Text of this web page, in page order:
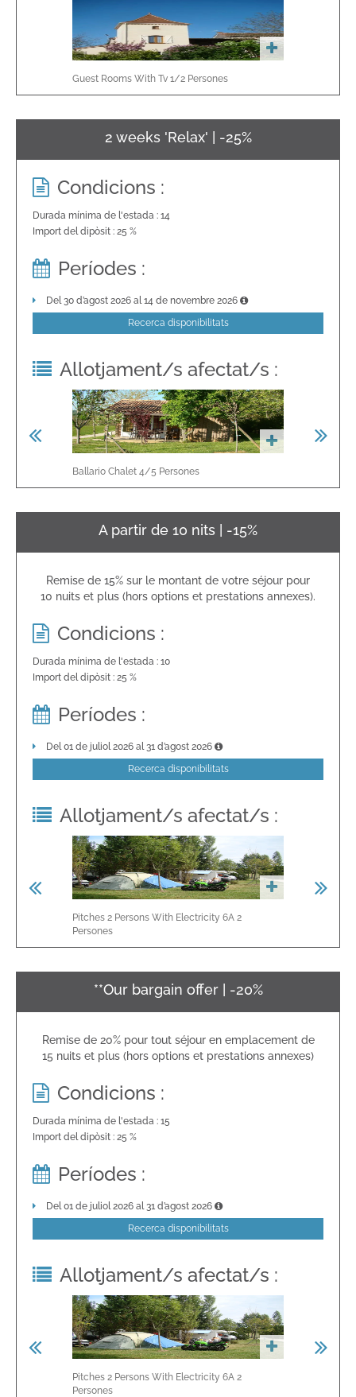
Guest Rooms With Tv 1/2 Persones
2 weeks 'Relax' | -25%
Condicions :
Durada mínima de l'estada : 14
Import del dipòsit : 25 %
Períodes :
Del 30 d’agost 2026 al 14 de novembre 2026
Recerca disponibilitats
Allotjament/s afectat/s :
Ballario Chalet 4/5 Persones
A partir de 10 nits | -15%
Remise de 15% sur le montant de votre séjour pour
10 nuits et plus (hors options et prestations annexes).
Condicions :
Durada mínima de l'estada : 10
Import del dipòsit : 25 %
Períodes :
Del 01 de juliol 2026 al 31 d’agost 2026
Recerca disponibilitats
Allotjament/s afectat/s :
Pitches 2 Persons With Electricity 6A 2
Persones
**Our bargain offer | -20%
Remise de 20% pour tout séjour en emplacement de
15 nuits et plus (hors options et prestations annexes)
Condicions :
Durada mínima de l'estada : 15
Import del dipòsit : 25 %
Períodes :
Del 01 de juliol 2026 al 31 d’agost 2026
Recerca disponibilitats
Allotjament/s afectat/s :
Pitches 2 Persons With Electricity 6A 2
Persones